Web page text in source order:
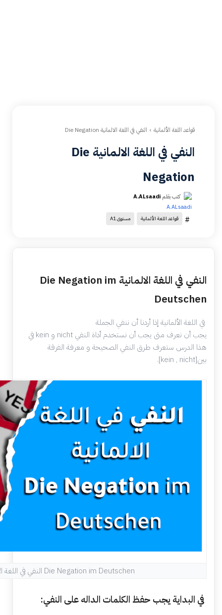
قواعد اللغة الألمانية النفي في اللغة الالمانية Die Negation
النفي في اللغة الالمانية Die
Negation
كتب بقلم A.ALsaadi
# قواعد اللغة الألمانية مستوى A1
النفي في اللغة الالمانية Die Negation im
Deutschen
في اللغة الألمانية إذا أردنا أن ننفي الجملة
يجب أن نعرف متى يجب أن نستخدم أداة النفي nicht و kein في
هذا الدرس ستعرف طرق النفي الصحيحة و معرفة الفرقة
بين[kein , nicht].
النفي في اللغة الالمانية Die Negation im Deutschen
في البداية يجب حفظ الكلمات الداله على النفي: